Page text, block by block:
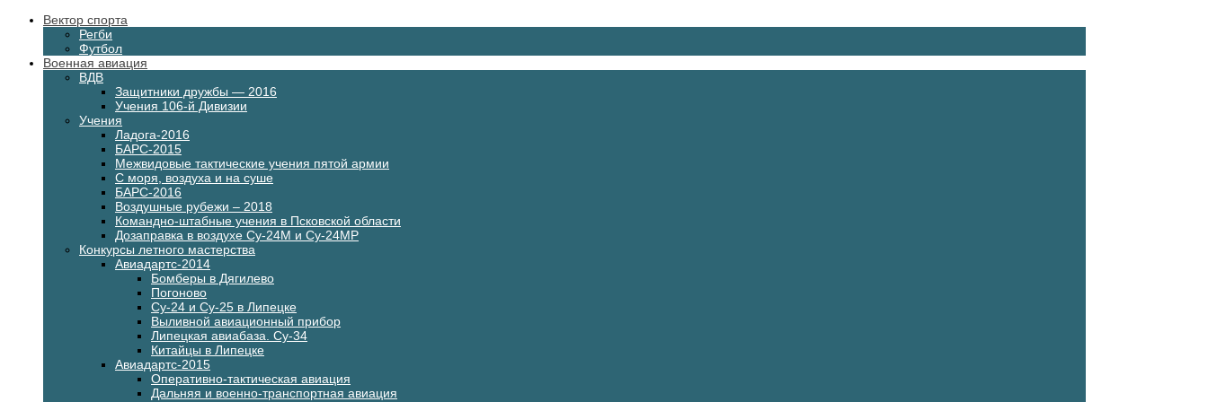
Вектор спорта
Регби
Футбол
Военная авиация
ВДВ
Защитники дружбы — 2016
Учения 106-й Дивизии
Учения
Ладога-2016
БАРС-2015
Межвидовые тактические учения пятой армии
С моря, воздуха и на суше
БАРС-2016
Воздушные рубежи – 2018
Командно-штабные учения в Псковской области
Дозаправка в воздухе Су-24М и Су-24МР
Конкурсы летного мастерства
Авиадартс-2014
Бомберы в Дягилево
Погоново
Су-24 и Су-25 в Липецке
Выливной авиационный прибор
Липецкая авиабаза. Су-34
Китайцы в Липецке
Авиадартс-2015
Оперативно-тактическая авиация
Дальняя и военно-транспортная авиация